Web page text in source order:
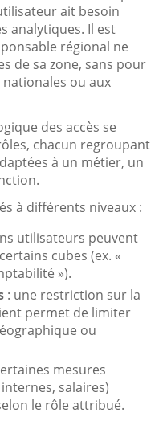
ait besoin
analytiques. Il est
régional ne
de sa zone, sans pour
ou aux
des accès se
chacun regroupant
à un métier, un
à différents niveaux :
utilisateurs peuvent
cubes (ex. «
»).
: une restriction sur la
permet de limiter
ou
mesures
salaires)
le rôle attribué.